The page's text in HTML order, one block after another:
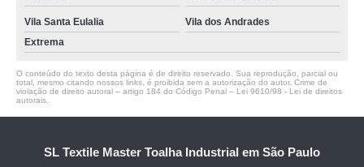
Vila Santa Eulalia
Vila dos Andrades
Extrema
O conteúdo do texto desta página é de direito reservado. Sua reprodução, parcial ou
total, mesmo citando nossos links, é proibida sem a autorização do autor. Crime de
violação de direito autoral – artigo 184 do Código Penal – Lei 9610/98 - Lei de direitos
autorais
SL Textile Master Toalha Industrial em São Paulo